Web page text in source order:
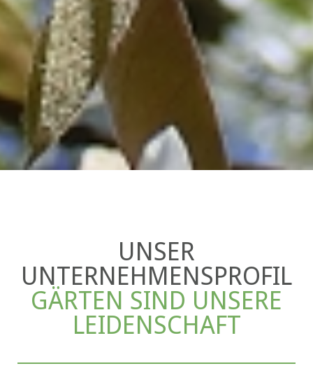
UNSER
UNTERNEHMENSPROFIL
GÄRTEN SIND UNSERE
LEIDENSCHAFT